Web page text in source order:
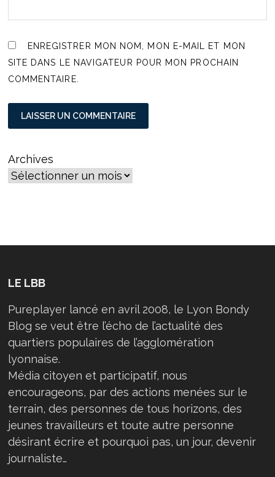
ENREGISTRER MON NOM, MON E-MAIL ET MON
SITE DANS LE NAVIGATEUR POUR MON PROCHAIN
COMMENTAIRE.
Archives
LE LBB
Pureplayer lancé en avril 2008, le Lyon Bondy
Blog se veut être l’écho de l’actualité des
quartiers populaires de l’agglomération
lyonnaise.
Média citoyen et participatif, nous
encourageons, par des actions menées sur le
terrain, des personnes de tous horizons, des
jeunes travailleurs et toute autre personne
désirant écrire et pourquoi pas, un jour, devenir
journaliste…